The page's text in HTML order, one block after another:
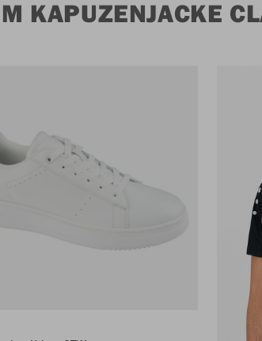
KAPUZENJACKE